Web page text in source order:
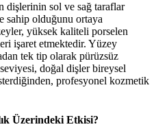
dişlerinin sol ve sağ taraflar
sahip olduğunu ortaya
yüksek kaliteli porselen
işaret etmektedir. Yüzey
tek tip olarak pürüzsüz
doğal dişler bireysel
profesyonel kozmetik
Üzerindeki Etkisi?